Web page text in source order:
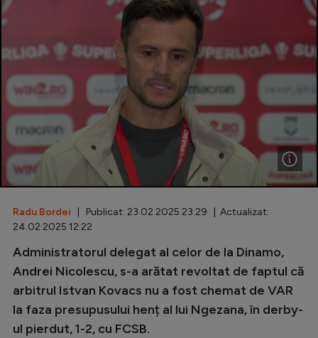
Cupa României
Echipa Națională
U21
Fotbal feminin
Special
Diverse
Inedit
Champions League
Europa League
Conference League
Radu Bordei | Publicat: 23.02.2025 23:29 | Actualizat:
24.02.2025 12:22
Administratorul delegat al celor de la Dinamo,
Andrei Nicolescu, s-a arătat revoltat de faptul că
arbitrul Istvan Kovacs nu a fost chemat de VAR
la faza presupusului henț al lui Ngezana, în derby-
ul pierdut, 1-2, cu FCSB.